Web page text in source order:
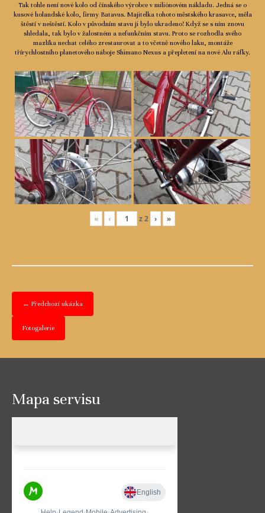
Tak tohle není nové kolo od čínského výrobce v miliónovém nákladu. Jedná se o
kusové holandské kolo, firmy Batavus. Majitelka tohoto městského krasavce, měla
štěstí v neštěstí. Kolo v původním stavu ji bylo ukradeno! Když se s ním znovu
shledala, tak bylo v žalostném a nefunkčním stavu. Proto se rozhodla svého
mazlíka nechat celého zrestaurovat a to včetně nového laku, montáže
třírychlostního planetového náboje Shimano Nexus a přepletení na nové Alu ráfky.
« ‹ z2 › »
← Předchozí ukázka
Fotogalerie
Mapa servisu